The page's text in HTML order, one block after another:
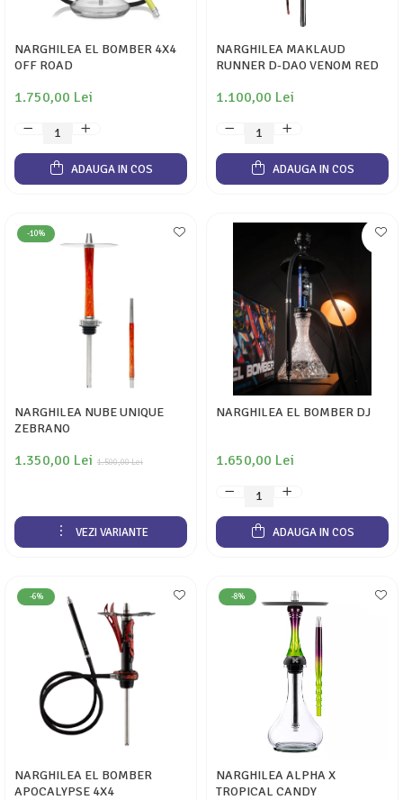
NARGHILEA EL BOMBER 4X4
OFF ROAD
1.750,00 Lei
ADAUGA IN COS
NARGHILEA MAKLAUD
RUNNER D-DAO VENOM RED
1.100,00 Lei
ADAUGA IN COS
-10%
NARGHILEA NUBE UNIQUE
ZEBRANO
1.500,00 Lei
1.350,00 Lei
VEZI VARIANTE
NARGHILEA EL BOMBER DJ
1.650,00 Lei
ADAUGA IN COS
-6%
NARGHILEA EL BOMBER
APOCALYPSE 4X4
-8%
NARGHILEA ALPHA X
TROPICAL CANDY